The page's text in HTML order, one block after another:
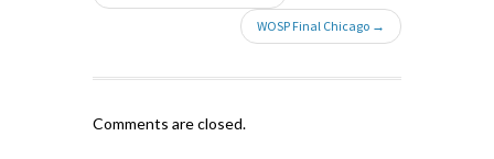
WOSP Final Chicago →
Comments are closed.